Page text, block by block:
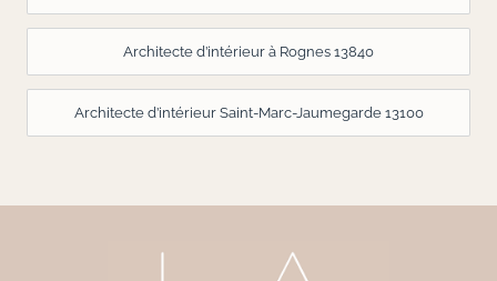
Architecte d’intérieur à Rognes 13840
Architecte d’intérieur Saint-Marc-Jaumegarde 13100